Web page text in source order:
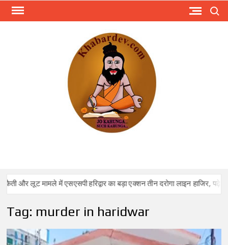
Skip
में एसएसपी हरिद्वार का बड़ा एक्शन तीन दरोगा लाइन हाजिर, पढ़े पूरी खबर।
Tag: murder in haridwar